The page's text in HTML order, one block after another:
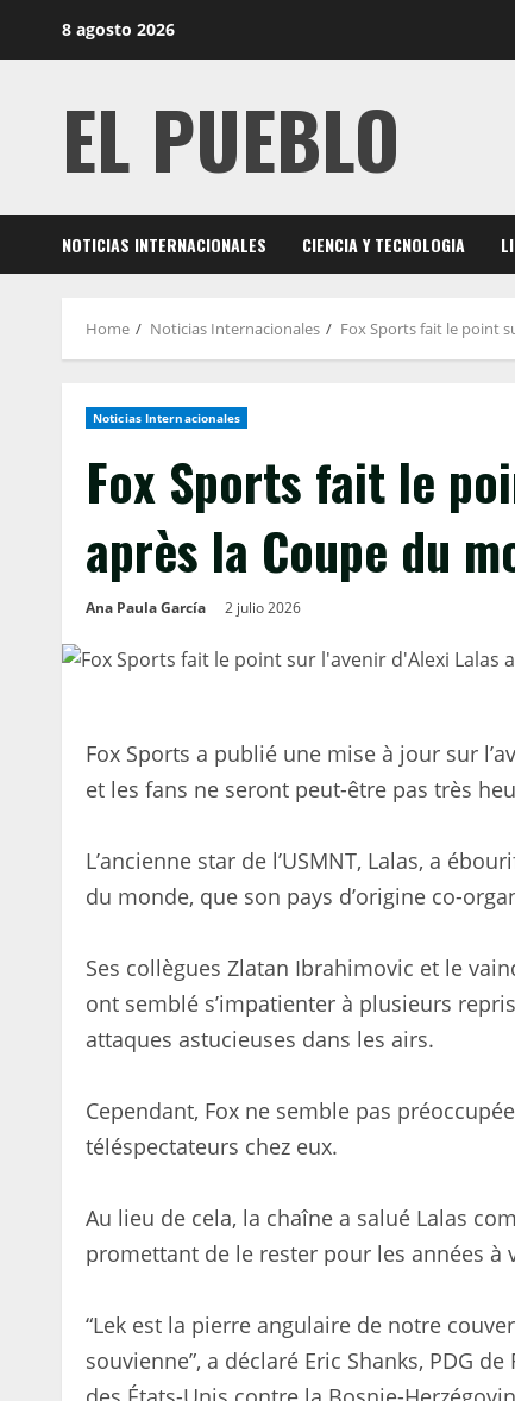
8 agosto 2026
EL PUEBLO
NOTICIAS INTERNACIONALES CIENCIA Y TECNOLOGIA
Home Noticias Internacionales Fox Sports fait le point
Noticias Internacionales
Fox Sports fait le
après la Coupe du
Ana Paula García 2 julio 2026
Fox Sports a publié une mise à jour sur
et les fans ne seront peut-être pas très
L’ancienne star de l’USMNT, Lalas, a
du monde, que son pays d’origine co-
Ses collègues Zlatan Ibrahimovic et le
ont semblé s’impatienter à plusieurs
attaques astucieuses dans les airs.
Cependant, Fox ne semble pas
téléspectateurs chez eux.
Au lieu de cela, la chaîne a salué Lalas
promettant de le rester pour les années à
“Lek est la pierre angulaire de notre
souvienne”, a déclaré Eric Shanks, PDG